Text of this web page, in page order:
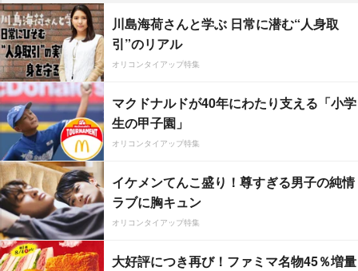
川島海荷さんと学ぶ 日常に潜む“人身取
引”のリアル
オリコンタイアップ特集
マクドナルドが40年にわたり支える「小学
生の甲子園」
オリコンタイアップ特集
イケメンてんこ盛り！尊すぎる男子の純情
ラブに胸キュン
オリコンタイアップ特集
大好評につき再び！ファミマ名物45％増量